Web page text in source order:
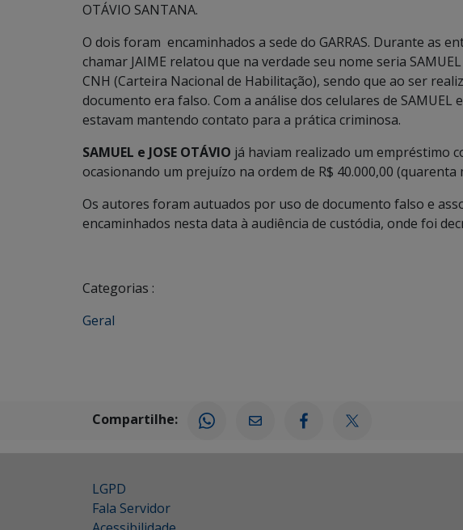
OTÁVIO SANTANA.
O dois foram encaminhados a sede do GARRAS. Durante as
chamar JAIME relatou que na verdade seu nome seria
CNH (Carteira Nacional de Habilitação), sendo que ao ser
documento era falso. Com a análise dos celulares de SAMUEL
estavam mantendo contato para a prática criminosa.
SAMUEL e JOSE OTÁVIO já haviam realizado um empréstimo
ocasionando um prejuízo na ordem de R$ 40.000,00 (quarenta
Os autores foram autuados por uso de documento falso e
encaminhados nesta data à audiência de custódia, onde foi
Categorias :
Geral
Compartilhe:
LGPD
Fala Servidor